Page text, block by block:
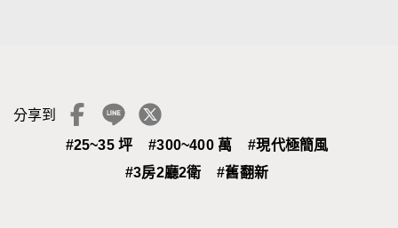
分享到
#25~35 坪 #300~400 萬
#現代極簡風
#3房2廳2衛
#舊翻新